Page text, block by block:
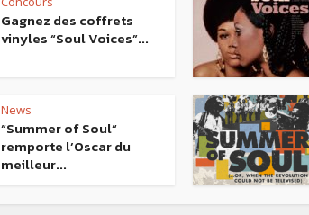
Gagnez des coffrets
vinyles “Soul Voices”...
News
“Summer of Soul“
remporte l’Oscar du
meilleur...